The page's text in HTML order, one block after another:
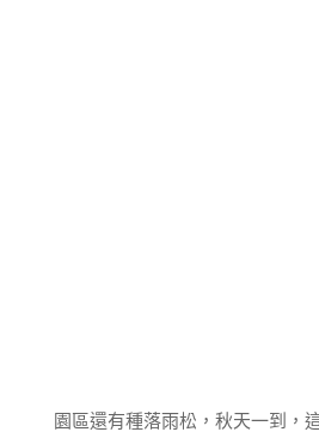
園區還有種落雨松，秋天一到，